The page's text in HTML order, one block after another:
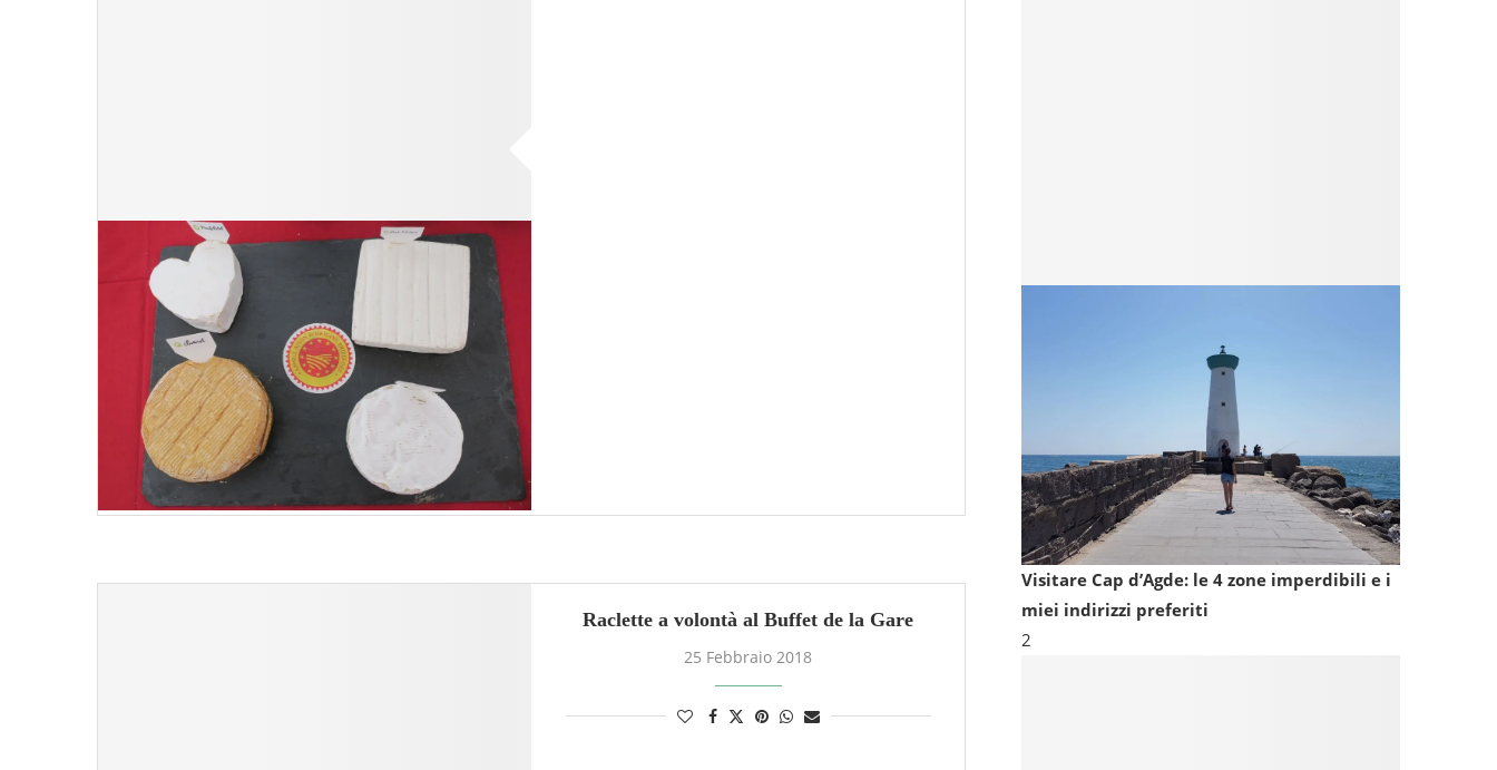
Raclette a volontà al Buffet de la Gare
25 Febbraio 2018
Visitare Cap d’Agde: le 4 zone imperdibili e i
miei indirizzi preferiti
2